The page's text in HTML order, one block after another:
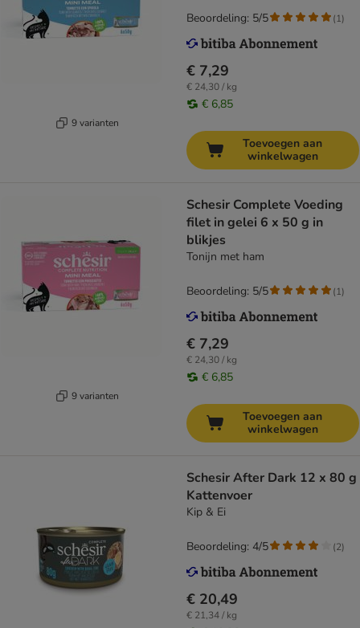
9 varianten
€ 7,29
€ 24,30 / kg
€ 6,85
Beoordeling: 5/5 (1)
Toevoegen aan
winkelwagen
9 varianten
Schesir Complete Voeding
filet in gelei 6 x 50 g in
blikjes
Tonijn met ham
€ 7,29
€ 24,30 / kg
€ 6,85
Beoordeling: 5/5 (1)
Toevoegen aan
winkelwagen
Schesir After Dark 12 x 80 g
Kattenvoer
Kip & Ei
€ 20,49
€ 21,34 / kg
Beoordeling: 4/5 (2)